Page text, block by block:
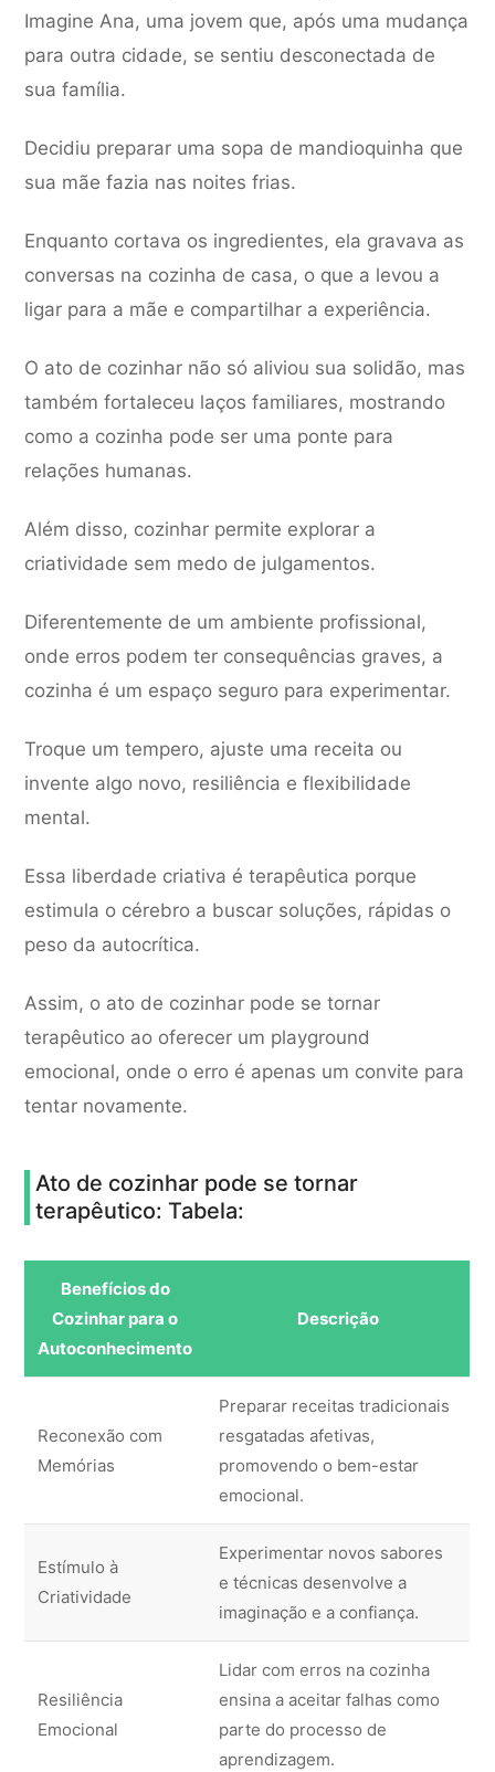
Imagine Ana, uma jovem que, após uma mudança
para outra cidade, se sentiu desconectada de
sua família.
Decidiu preparar uma sopa de mandioquinha que
sua mãe fazia nas noites frias.
Enquanto cortava os ingredientes, ela gravava as
conversas na cozinha de casa, o que a levou a
ligar para a mãe e compartilhar a experiência.
O ato de cozinhar não só aliviou sua solidão, mas
também fortaleceu laços familiares, mostrando
como a cozinha pode ser uma ponte para
relações humanas.
Além disso, cozinhar permite explorar a
criatividade sem medo de julgamentos.
Diferentemente de um ambiente profissional,
onde erros podem ter consequências graves, a
cozinha é um espaço seguro para experimentar.
Troque um tempero, ajuste uma receita ou
invente algo novo, resiliência e flexibilidade
mental.
Essa liberdade criativa é terapêutica porque
estimula o cérebro a buscar soluções, rápidas o
peso da autocrítica.
Assim, o ato de cozinhar pode se tornar
terapêutico ao oferecer um playground
emocional, onde o erro é apenas um convite para
tentar novamente.
Ato de cozinhar pode se tornar
terapêutico: Tabela:
Benefícios do
Cozinhar para o
Autoconhecimento
Descrição
Reconexão com
Memórias
Preparar receitas tradicionais
resgatadas afetivas,
promovendo o bem-estar
emocional.
Estímulo à
Criatividade
Experimentar novos sabores
e técnicas desenvolve a
imaginação e a confiança.
Resiliência
Emocional
Lidar com erros na cozinha
ensina a aceitar falhas como
parte do processo de
aprendizagem.